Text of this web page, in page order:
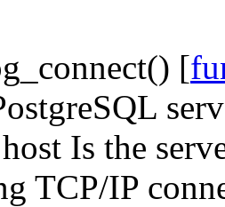
[
Is the
TCP/IP